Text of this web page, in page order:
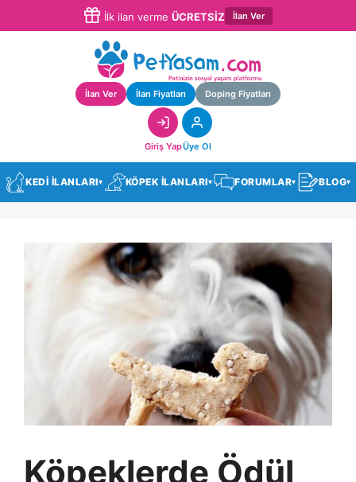
İlk ilan verme ÜCRETSİZ İlan Ver
İlan Ver İlan Fiyatları Doping Fiyatları
Giriş YapÜye Ol
KEDİ İLANLARI▾ KÖPEK İLANLARI▾ FORUMLAR▾ BLOG▾
Köpeklerde Ödül